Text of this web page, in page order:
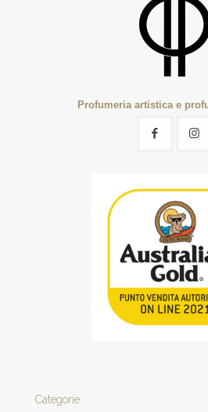
Profumeria artistica e
Categorie